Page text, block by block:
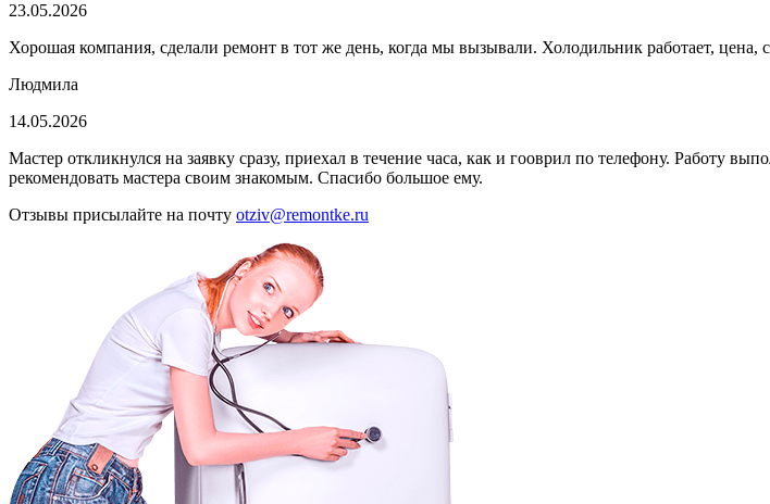
23.05.2026
Хорошая компания, сделали ремонт в тот же день, когда мы вызывали. Холодильник работает, цена,
Людмила
14.05.2026
Мастер откликнулся на заявку сразу, приехал в течение часа, как и гооврил по телефону. Работу
рекомендовать мастера своим знакомым. Спасибо большое ему.
Отзывы присылайте на почту otziv@remontke.ru